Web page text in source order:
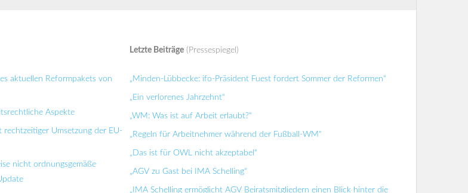
aktuellen Reformpakets von
Aspekte
rechtzeitiger Umsetzung der EU-
nicht ordnungsgemäße
Letzte Beiträge(Pressespiegel)
„Minden-Lübbecke: ifo-Präsident Fuest fordert Sommer der Reformen“
„Ein verlorenes Jahrzehnt“
„WM: Was ist auf Arbeit erlaubt?“
„Regeln für Arbeitnehmer während der Fußball-WM“
„Das ist für OWL nicht akzeptabel“
„AGV zu Gast bei IMA Schelling“
„IMA Schelling ermöglicht AGV Beiratsmitgliedern einen Blick hinter die